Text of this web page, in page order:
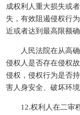
成权利人重大损失或
失，有效阻遏侵权行
近或者达到最高限额
人民法院在从高确
侵权人是否存在侵权
侵权，侵权行为是否
害人身安全、破坏环
12.权利人在二审程